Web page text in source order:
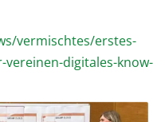
vermischtes/erstes-
digitales-know-